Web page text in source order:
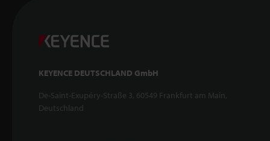
KEYENCE DEUTSCHLAND GmbH
De-Saint-Exupéry-Straße 3, 60549 Frankfurt am Main,
Deutschland